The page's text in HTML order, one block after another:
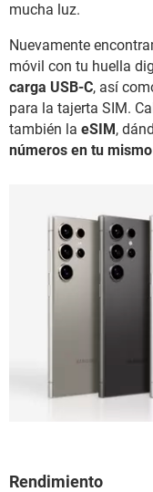
mucha luz.
Nuevamente
móvil con tu huella
carga USB-C, así
para la tajerta SIM.
también la eSIM,
números en tu
Rendimiento